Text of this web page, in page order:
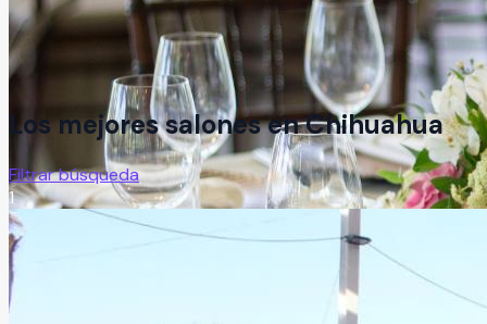
Los mejores salones enChihuahua
Filtrar búsqueda
1